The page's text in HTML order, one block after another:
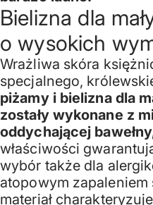
Bielizna dla
o wysokich
Wrażliwa skóra
specjalnego,
piżamy i bielizna dla
zostały wykonane z
oddychającej
właściwości
wybór także dla
atopowym
materiał